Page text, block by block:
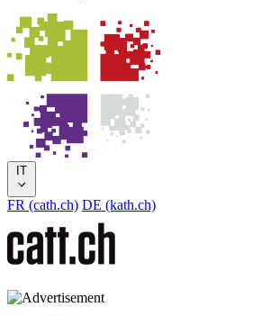
IT
FR (cath.ch) DE (kath.ch)